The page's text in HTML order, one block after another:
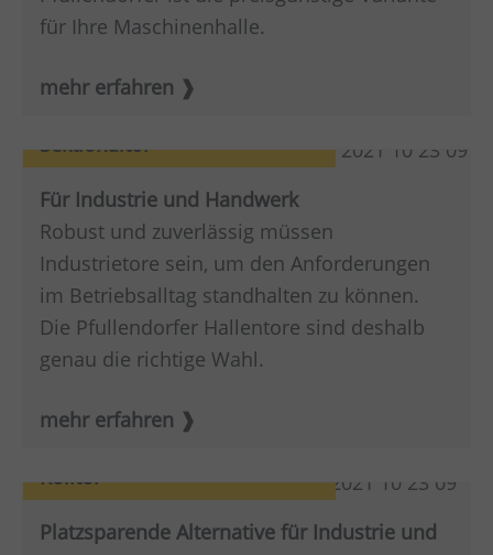
für Ihre Maschinenhalle.
mehr erfahren
Sektionaltor
Für Industrie und Handwerk
Robust und zuverlässig müssen
Industrietore sein, um den Anforderungen
im Betriebsalltag standhalten zu können.
Die Pfullendorfer Hallentore sind deshalb
genau die richtige Wahl.
mehr erfahren
Rolltor
Platzsparende Alternative für Industrie und